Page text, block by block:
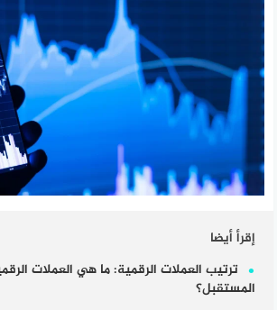
إقرأ أيضا
ترتيب العملات الرقمية: ما هي العملات
المستقبل؟